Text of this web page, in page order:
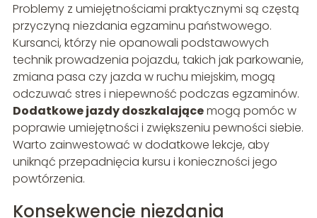
Problemy z umiejętnościami praktycznymi są częstą
przyczyną niezdania egzaminu państwowego.
Kursanci, którzy nie opanowali podstawowych
technik prowadzenia pojazdu, takich jak parkowanie,
zmiana pasa czy jazda w ruchu miejskim, mogą
odczuwać stres i niepewność podczas egzaminów.
Dodatkowe jazdy doszkalającemogą pomóc w
poprawie umiejętności i zwiększeniu pewności siebie.
Warto zainwestować w dodatkowe lekcje, aby
uniknąć przepadnięcia kursu i konieczności jego
powtórzenia.
Konsekwencje niezdania